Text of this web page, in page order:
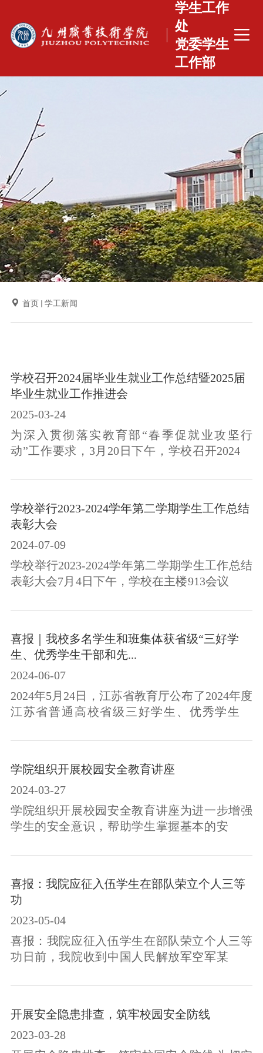
学生工作
处
党委学生
工作部
 首页 学工新闻
学校召开2024届毕业生就业工作总结暨2025届
毕业生就业工作推进会
2025-03-24
为深入贯彻落实教育部“春季促就业攻坚行
动”工作要求，3月20日下午，学校召开2024届
推进会，全面总结我校2024届毕业生工作，对
署推进2025届毕业生就业工作。校长朱开永、
党委副书记张超出席会议，校就业工作领导小
组主要成员、学工处就业工作负责人、各二级
学院院长、学生工作副院长、就业专项辅导员
及2025届毕业班辅导员参加会议。会上，学
学校举行2023-2024学年第二学期学生工作总结
表彰大会
2024-07-09
学校举行2023-2024学年第二学期学生工作总结
表彰大会7月4日下午，学校在主楼913会议室举
会。校长朱开永、党委副书记、纪委书记张超
院学生工作负责人、全体专兼职辅导员参加会
议。会议由学工处处长朱炳丞主持。会上，朱
处长宣读了《关于表彰2023-2024学年第二学期
学生工作先进集体的决定》，对本学期学生工
作表现优异的二级学院进行了表彰并颁发...
喜报｜我校多名学生和班集体获省级“三好学
生、优秀学生干部和先...
2024-06-07
2024年5月24日，江苏省教育厅公布了2024年度
江苏省普通高校省级三好学生、优秀学生干
豪等6名同学荣获省级“优秀学生干部”荣誉称
称号，护理22-3班等2个班级荣获省级“先进班
集体”荣誉称号。据悉，本次省级先进个人、先
进集体表彰旨在为全面贯彻党的教育方针，落
实立德树人根本任务，充分发挥榜样引领作
学院组织开展校园安全教育讲座
2024-03-27
学院组织开展校园安全教育讲座为进一步增强
学生的安全意识，帮助学生掌握基本的安全知
安全防线，助力九州学子顺利平安地度过大学
公安局内保支队大队长的全力支持下，学工处
和总务处联合举办校园安全防范知识讲座。学
工处处长朱炳丞参加，学工处副处长王洁主
持。为确保本次讲座有内容、有警示、有效
果，学院特邀具有丰富经验的徐州市公安局内
喜报：我院应征入伍学生在部队荣立个人三等
功
2023-05-04
喜报：我院应征入伍学生在部队荣立个人三等
功日前，我院收到中国人民解放军空军某部发
在部队荣立个人三等功，是我院入伍学生首次
理系电子商务17-2班学生生，徐州铜山区人。
该生于2019年9月份积极响应国家号召，踊跃参
开展安全隐患排查，筑牢校园安全防线
2023-03-28